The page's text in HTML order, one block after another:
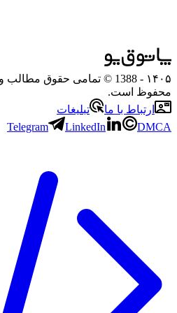
۱۴۰۵
- 1388 © تمامی حقوق
محفوظ است.
ارتباط با ما
تبلیغات
Telegram
LinkedIn DMCA